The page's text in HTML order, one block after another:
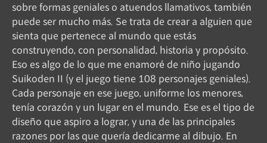
sobre formas geniales o atuendos llamativos, también
puede ser mucho más. Se trata de crear a alguien que
sienta que pertenece al mundo que estás
construyendo, con personalidad, historia y propósito.
Eso es algo de lo que me enamoré de niño jugando
Suikoden II (y el juego tiene 108 personajes geniales).
Cada personaje en ese juego, uniforme los menores,
tenía corazón y un lugar en el mundo. Ese es el tipo de
diseño que aspiro a lograr, y una de las principales
razones por las que quería dedicarme al dibujo. En